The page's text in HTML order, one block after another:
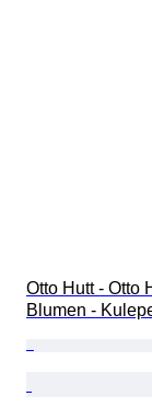
Otto Hutt - Otto
Blumen -